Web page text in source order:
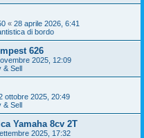
« 28 aprile 2026, 6:41
di bordo
626
2025, 12:09
& Sell
ottobre 2025, 20:49
& Sell
Yamaha 8cv 2T
2025, 17:32